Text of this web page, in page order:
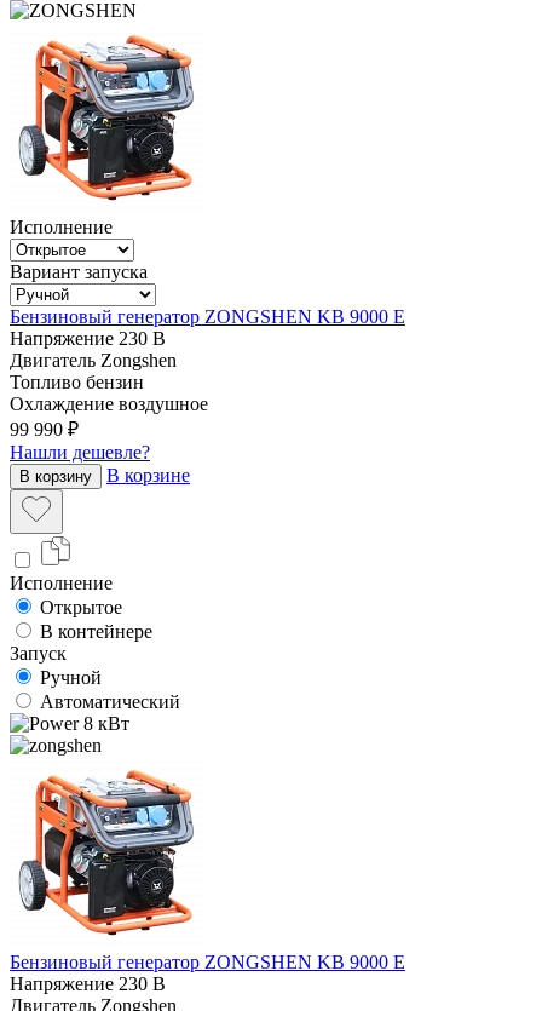
Исполнение
Вариант запуска
Бензиновый генератор ZONGSHEN KB 9000 E
Напряжение 230 В
Двигатель Zongshen
Топливо бензин
Охлаждение воздушное
99 990 ₽
Нашли дешевле?
В корзину В корзине
Исполнение
Открытое
В контейнере
Запуск
Ручной
Автоматический
8 кВт
Бензиновый генератор ZONGSHEN KB 9000 E
Напряжение 230 В
Двигатель Zongshen